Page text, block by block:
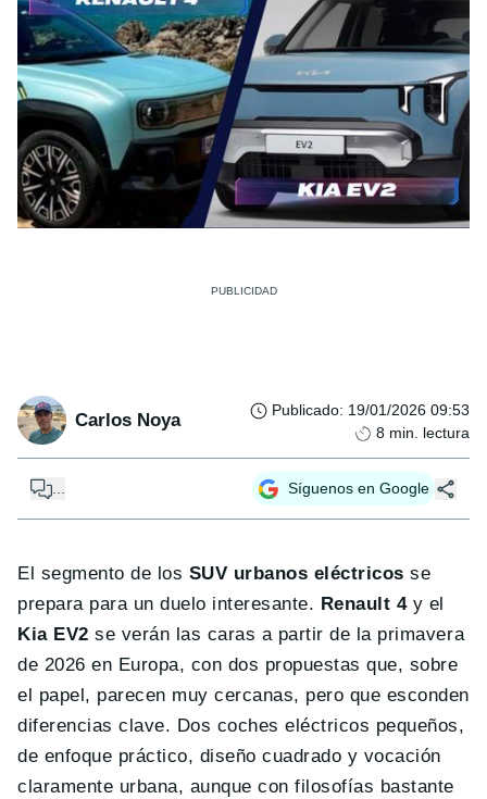
Carlos Noya Publicado: 19/01/2026 09:53
8 min. lectura
... Síguenos en Google
El segmento de los SUV urbanos eléctricos se
prepara para un duelo interesante. Renault 4y el
Kia EV2 se verán las caras a partir de la primavera
de 2026 en Europa, con dos propuestas que, sobre
el papel, parecen muy cercanas, pero que esconden
diferencias clave. Dos coches eléctricos pequeños,
de enfoque práctico, diseño cuadrado y vocación
claramente urbana, aunque con filosofías bastante